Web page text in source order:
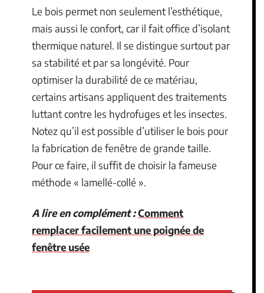
Le bois permet non seulement l’esthétique,
mais aussi le confort, car il fait office d’isolant
thermique naturel. Il se distingue surtout par
sa stabilité et par sa longévité. Pour
optimiser la durabilité de ce matériau,
certains artisans appliquent des traitements
luttant contre les hydrofuges et les insectes.
Notez qu’il est possible d’utiliser le bois pour
la fabrication de fenêtre de grande taille.
Pour ce faire, il suffit de choisir la fameuse
méthode « lamellé-collé ».
A lire en complément :Comment
remplacer facilement une poignée de
fenêtre usée